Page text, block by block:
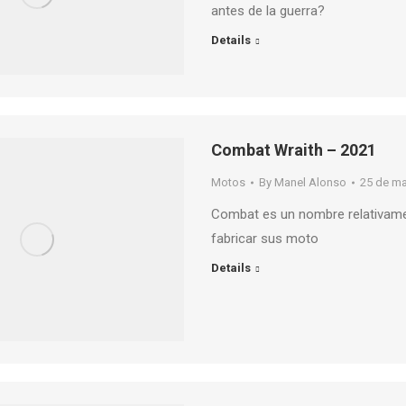
antes de la guerra?
Details
Combat Wraith – 2021
Motos By Manel Alonso 25 de
Combat es un nombre
fabricar sus moto
Details